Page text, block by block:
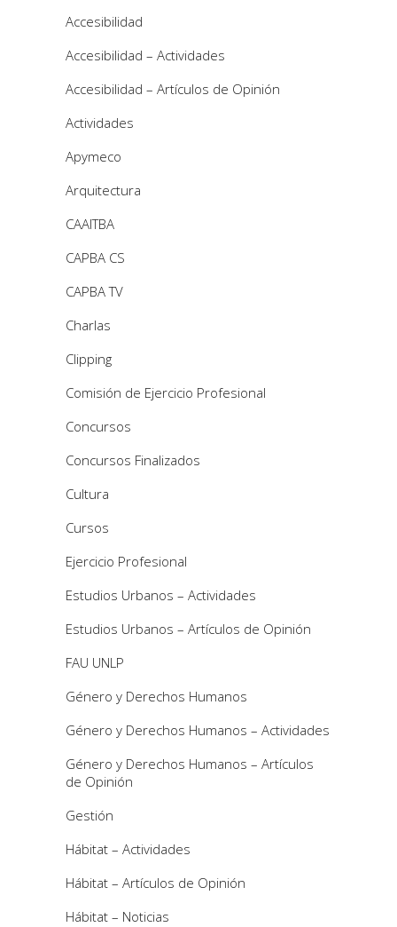
Accesibilidad
Accesibilidad – Actividades
Accesibilidad – Artículos de Opinión
Actividades
Apymeco
Arquitectura
CAAITBA
CAPBA CS
CAPBA TV
Charlas
Clipping
Comisión de Ejercicio Profesional
Concursos
Concursos Finalizados
Cultura
Cursos
Ejercicio Profesional
Estudios Urbanos – Actividades
Estudios Urbanos – Artículos de Opinión
FAU UNLP
Género y Derechos Humanos
Género y Derechos Humanos – Actividades
Género y Derechos Humanos – Artículos
de Opinión
Gestión
Hábitat – Actividades
Hábitat – Artículos de Opinión
Hábitat – Noticias